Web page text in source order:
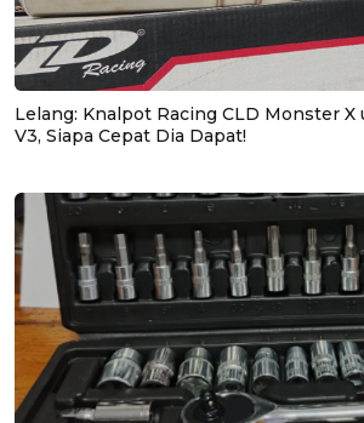
Lelang: Knalpot Racing CLD Monster X
V3, Siapa Cepat Dia Dapat!